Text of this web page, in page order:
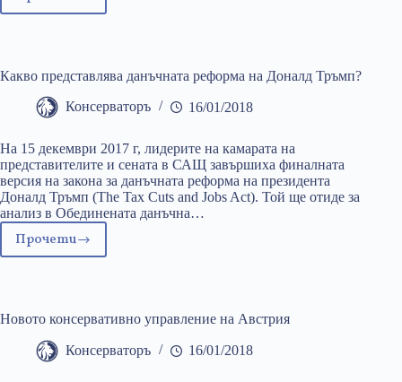
прогреса
Какво представлява данъчната реформа на Доналд Тръмп?
Консерваторъ 16/01/2018
На 15 декември 2017 г, лидерите на камарата на
представителите и сената в САЩ завършиха финалната
версия на закона за данъчната реформа на президента
Доналд Тръмп (The Tax Cuts and Jobs Act). Той ще отиде за
анализ в Обединената данъчна…
Прочети
Какво
на
Доналд
Тръмп?
Новото консервативно управление на Австрия
Консерваторъ 16/01/2018